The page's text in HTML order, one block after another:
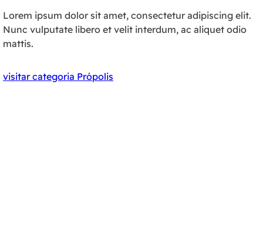
Lorem ipsum dolor sit amet, consectetur adipiscing elit.
Nunc vulputate libero et velit interdum, ac aliquet odio
mattis.
visitar categoria Própolis